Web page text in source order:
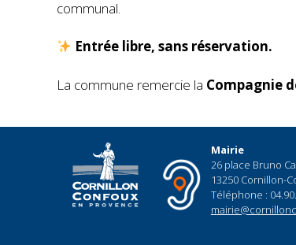
communal.
Entrée libre, sans réservation.
La commune remercie la Compagnie
Mairie
26 place Bruno
13250 Cornillon-
Téléphone :